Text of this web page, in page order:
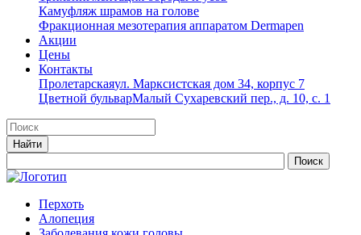
Камуфляж шрамов на голове
Фракционная мезотерапия аппаратом Dermapen
Акции
Цены
Контакты
Пролетарскаяул. Марксистская дом 34, корпус 7
Цветной бульварМалый Сухаревский пер., д. 10, с. 1
Перхоть
Алопеция